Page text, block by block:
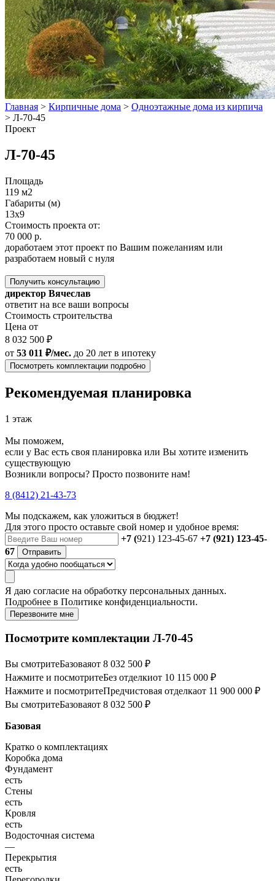
Главная > Кирпичные дома > Одноэтажные дома из кирпича
> Л-70-45
Проект
Л-70-45
Площадь
119 м2
Габариты (м)
13x9
Стоимость проекта от:
70 000 р.
доработаем этот проект по Вашим пожеланиям или
разработаем новый с нуля
Получить консультацию
директор Вячеслав
ответит на все ваши вопросы
Стоимость строительства
Цена от
8 032 500 ₽
от 53 011 ₽/мес. до 20 лет в ипотеку
Посмотреть комплектации подробно
Рекомендуемая планировка
1 этаж
Мы поможем,
если у Вас есть своя планировка или Вы хотите изменить
существующую
Возникли вопросы? Просто позвоните нам!
8 (8412) 21-43-73
Мы подскажем, как уложиться в бюджет!
Для этого просто оставьте свой номер и удобное время:
+7 (921) 123-45-67 +7 (921) 123-45-
67
Отправить
Я даю согласие на обработку персональных данных.
Подробнее в Политике конфиденциальности.
Перезвоните мне
Посмотрите комплектации Л-70-45
Вы смотритеБазоваяот 8 032 500 ₽
Нажмите и посмотритеБез отделкиот 10 115 000 ₽
Нажмите и посмотритеПредчистовая отделкаот 11 900 000 ₽
Вы смотритеБазоваяот 8 032 500 ₽
Базовая
Кратко о комплектациях
Коробка дома
Фундамент
есть
Стены
есть
Кровля
есть
Водосточная система
—
Перекрытия
есть